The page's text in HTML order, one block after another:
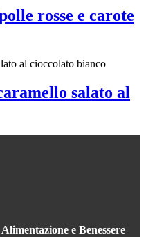
rosse e carote
salato al
e Benessere